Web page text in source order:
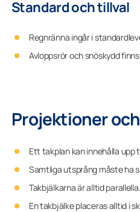
Standard och tillval
Regnränna ingår i
Avloppsrör och snöskydd
Projektioner
Ett takplan kan innehålla upp
Samtliga utsprång måste ha
Takbjälkarna är alltid parallella.
En takbjälke placeras alltid i